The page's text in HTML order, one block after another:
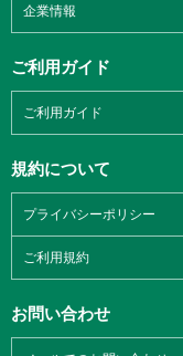
企業情報
ご利用ガイド
ご利用ガイド
規約について
プライバシーポリシー
ご利用規約
お問い合わせ